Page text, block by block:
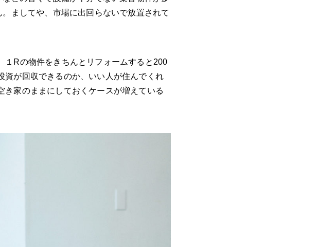
ましてや、市場に出回らないで放置されて
１Rの物件をきちんとリフォームすると200
資が回収できるのか、いい人が住んでくれ
家のままにしておくケースが増えている